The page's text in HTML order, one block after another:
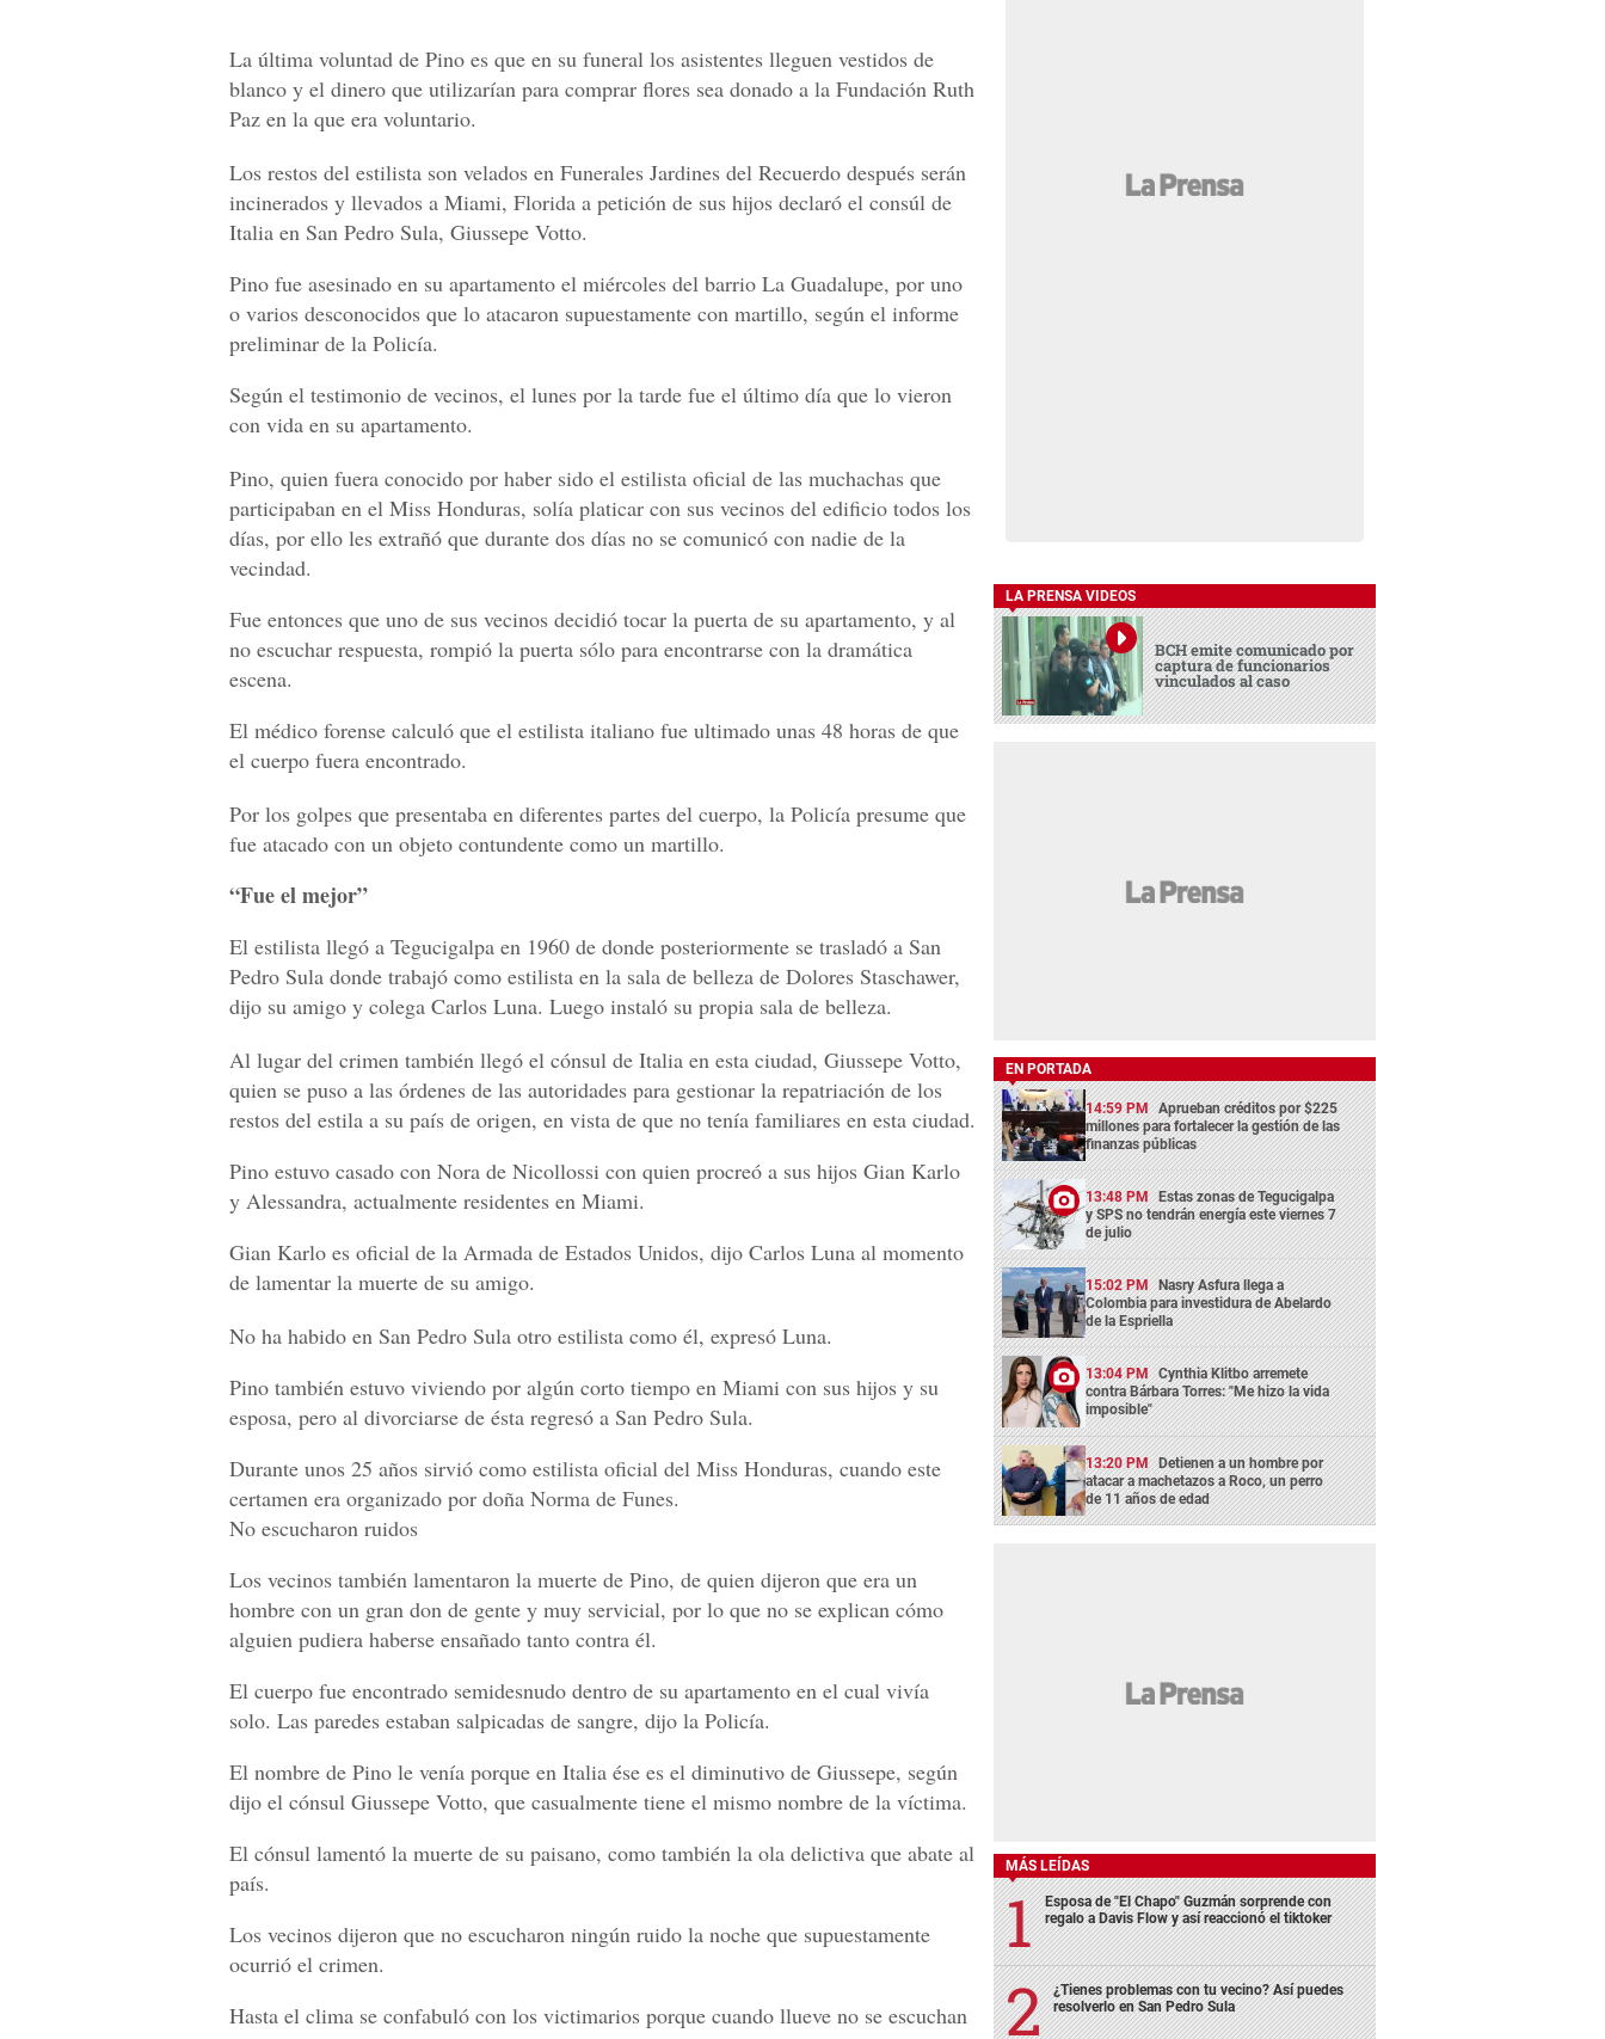
La última voluntad de Pino es que en su funeral los asistentes lleguen vestidos de
blanco y el dinero que utilizarían para comprar flores sea donado a la Fundación Ruth
Paz en la que era voluntario.
Los restos del estilista son velados en Funerales Jardines del Recuerdo después serán
incinerados y llevados a Miami, Florida a petición de sus hijos declaró el consúl de
Italia en San Pedro Sula, Giussepe Votto.
Pino fue asesinado en su apartamento el miércoles del barrio La Guadalupe, por uno
o varios desconocidos que lo atacaron supuestamente con martillo, según el informe
preliminar de la Policía.
Según el testimonio de vecinos, el lunes por la tarde fue el último día que lo vieron
con vida en su apartamento.
Pino, quien fuera conocido por haber sido el estilista oficial de las muchachas que
participaban en el Miss Honduras, solía platicar con sus vecinos del edificio todos los
días, por ello les extrañó que durante dos días no se comunicó con nadie de la
vecindad.
Fue entonces que uno de sus vecinos decidió tocar la puerta de su apartamento, y al
no escuchar respuesta, rompió la puerta sólo para encontrarse con la dramática
escena.
El médico forense calculó que el estilista italiano fue ultimado unas 48 horas de que
el cuerpo fuera encontrado.
Por los golpes que presentaba en diferentes partes del cuerpo, la Policía presume que
fue atacado con un objeto contundente como un martillo.
“Fue el mejor”
El estilista llegó a Tegucigalpa en 1960 de donde posteriormente se trasladó a San
Pedro Sula donde trabajó como estilista en la sala de belleza de Dolores Staschawer,
dijo su amigo y colega Carlos Luna. Luego instaló su propia sala de belleza.
Al lugar del crimen también llegó el cónsul de Italia en esta ciudad, Giussepe Votto,
quien se puso a las órdenes de las autoridades para gestionar la repatriación de los
restos del estila a su país de origen, en vista de que no tenía familiares en esta ciudad.
Pino estuvo casado con Nora de Nicollossi con quien procreó a sus hijos Gian Karlo
y Alessandra, actualmente residentes en Miami.
Gian Karlo es oficial de la Armada de Estados Unidos, dijo Carlos Luna al momento
de lamentar la muerte de su amigo.
No ha habido en San Pedro Sula otro estilista como él, expresó Luna.
Pino también estuvo viviendo por algún corto tiempo en Miami con sus hijos y su
esposa, pero al divorciarse de ésta regresó a San Pedro Sula.
Durante unos 25 años sirvió como estilista oficial del Miss Honduras, cuando este
certamen era organizado por doña Norma de Funes.
No escucharon ruidos
Los vecinos también lamentaron la muerte de Pino, de quien dijeron que era un
hombre con un gran don de gente y muy servicial, por lo que no se explican cómo
alguien pudiera haberse ensañado tanto contra él.
El cuerpo fue encontrado semidesnudo dentro de su apartamento en el cual vivía
solo. Las paredes estaban salpicadas de sangre, dijo la Policía.
El nombre de Pino le venía porque en Italia ése es el diminutivo de Giussepe, según
dijo el cónsul Giussepe Votto, que casualmente tiene el mismo nombre de la víctima.
El cónsul lamentó la muerte de su paisano, como también la ola delictiva que abate al
país.
Los vecinos dijeron que no escucharon ningún ruido la noche que supuestamente
ocurrió el crimen.
Hasta el clima se confabuló con los victimarios porque cuando llueve no se escuchan
LA PRENSA VIDEOS
BCH emite comunicado por
captura de funcionarios
vinculados al caso
EN PORTADA
14:59 PM Aprueban créditos por $225
millones para fortalecer la gestión de las
finanzas públicas
13:48 PM Estas zonas de Tegucigalpa
y SPS no tendrán energía este viernes 7
de julio
15:02 PM Nasry Asfura llega a
Colombia para investidura de Abelardo
de la Espriella
13:04 PM Cynthia Klitbo arremete
contra Bárbara Torres: "Me hizo la vida
imposible"
13:20 PM Detienen a un hombre por
atacar a machetazos a Roco, un perro
de 11 años de edad
MÁS LEÍDAS
Esposa de "El Chapo" Guzmán sorprende con
regalo a Davis Flow y así reaccionó el tiktoker
¿Tienes problemas con tu vecino? Así puedes
resolverlo en San Pedro Sula